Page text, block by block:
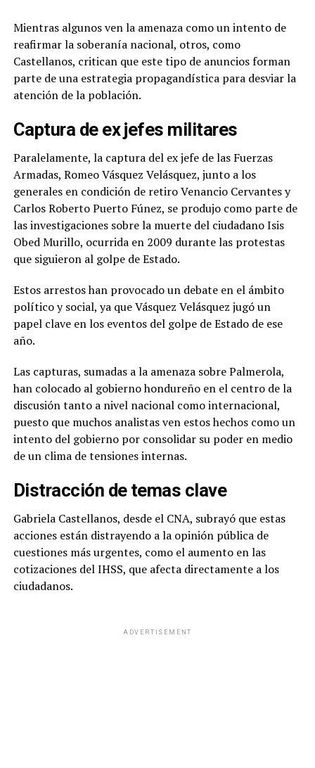
Mientras algunos ven la amenaza como un intento de
reafirmar la soberanía nacional, otros, como
Castellanos, critican que este tipo de anuncios forman
parte de una estrategia propagandística para desviar la
atención de la población.
Captura de ex jefes militares
Paralelamente, la captura del ex jefe de las Fuerzas
Armadas, Romeo Vásquez Velásquez, junto a los
generales en condición de retiro Venancio Cervantes y
Carlos Roberto Puerto Fúnez, se produjo como parte de
las investigaciones sobre la muerte del ciudadano Isis
Obed Murillo, ocurrida en 2009 durante las protestas
que siguieron al golpe de Estado.
Estos arrestos han provocado un debate en el ámbito
político y social, ya que Vásquez Velásquez jugó un
papel clave en los eventos del golpe de Estado de ese
año.
Las capturas, sumadas a la amenaza sobre Palmerola,
han colocado al gobierno hondureño en el centro de la
discusión tanto a nivel nacional como internacional,
puesto que muchos analistas ven estos hechos como un
intento del gobierno por consolidar su poder en medio
de un clima de tensiones internas.
Distracción de temas clave
Gabriela Castellanos, desde el CNA, subrayó que estas
acciones están distrayendo a la opinión pública de
cuestiones más urgentes, como el aumento en las
cotizaciones del IHSS, que afecta directamente a los
ciudadanos.
ADVERTISEMENT